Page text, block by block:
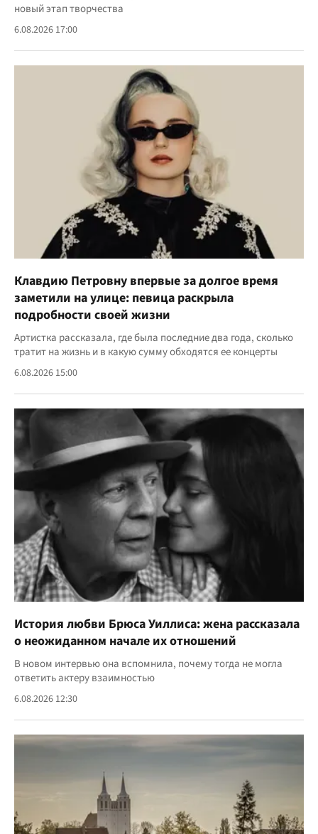
новый этап творчества
6.08.2026 17:00
Клавдию Петровну впервые за долгое время
заметили на улице: певица раскрыла
подробности своей жизни
Артистка рассказала, где была последние два года, сколько
тратит на жизнь и в какую сумму обходятся ее концерты
6.08.2026 15:00
История любви Брюса Уиллиса: жена рассказала
о неожиданном начале их отношений
В новом интервью она вспомнила, почему тогда не могла
ответить актеру взаимностью
6.08.2026 12:30